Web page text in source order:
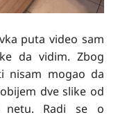
puta video sam
da vidim. Zbog
nisam mogao da
dve slike od
Radi se o